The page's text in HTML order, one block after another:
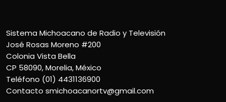
Sistema Michoacano de Radio y Televisión
José Rosas Moreno #200
Colonia Vista Bella
CP 58090, Morelia, México
Teléfono (01) 4431136900
Contacto smichoacanortv@gmail.com